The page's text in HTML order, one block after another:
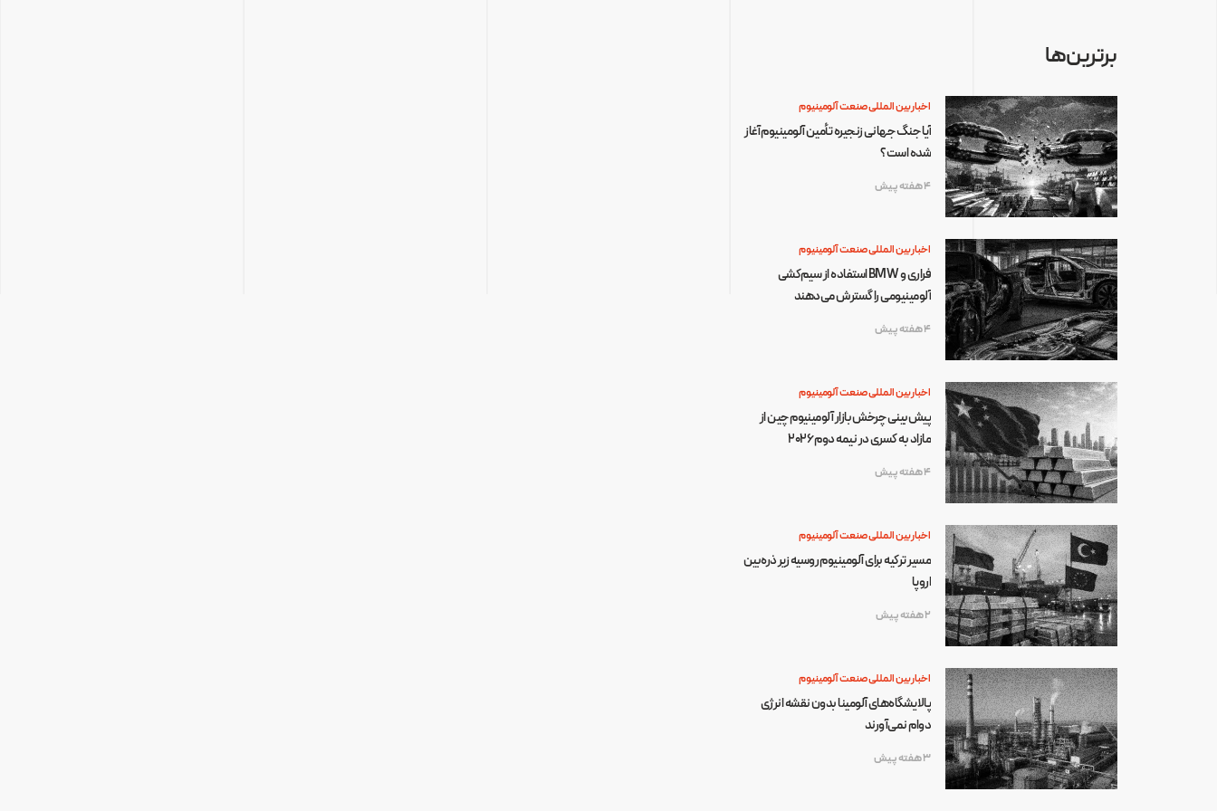
برترین‌ها
اخبار بین المللی صنعت آلومینیوم
آیا جنگ جهانی زنجیره تأمین آلومینیوم آغاز
شده است؟
4 هفته پیش
اخبار بین المللی صنعت آلومینیوم
فراری و BMW استفاده از سیم‌کشی
آلومینیومی را گسترش می‌دهند
4 هفته پیش
اخبار بین المللی صنعت آلومینیوم
پیش‌بینی چرخش بازار آلومینیوم چین از
مازاد به کسری در نیمه دوم ۲۰۲۶
4 هفته پیش
اخبار بین المللی صنعت آلومینیوم
مسیر ترکیه برای آلومینیوم روسیه زیر ذره‌بین
اروپا
2 هفته پیش
اخبار بین المللی صنعت آلومینیوم
پالایشگاه‌های آلومینا بدون نقشه انرژی
دوام نمی‌آورند
3 هفته پیش